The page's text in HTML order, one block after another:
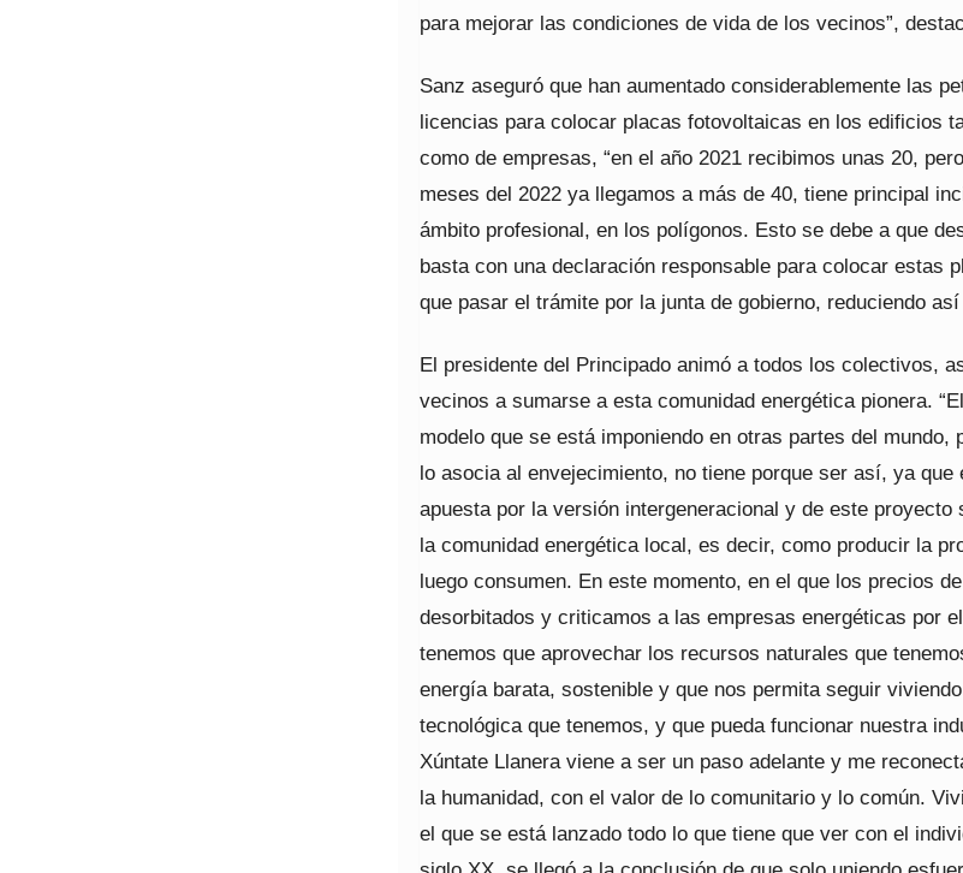
para mejorar las condiciones de vida de los vecinos”,
Sanz aseguró que han aumentado considerablemente las
licencias para colocar placas fotovoltaicas en los edificios
como de empresas, “en el año 2021 recibimos unas 20,
meses del 2022 ya llegamos a más de 40, tiene principal
ámbito profesional, en los polígonos. Esto se debe a que
basta con una declaración responsable para colocar estas
que pasar el trámite por la junta de gobierno, reduciendo
El presidente del Principado animó a todos los colectivos,
vecinos a sumarse a esta comunidad energética pionera.
modelo que se está imponiendo en otras partes del mundo,
lo asocia al envejecimiento, no tiene porque ser así, ya que
apuesta por la versión intergeneracional y de este proyecto
la comunidad energética local, es decir, como producir la
luego consumen. En este momento, en el que los precios
desorbitados y criticamos a las empresas energéticas por
tenemos que aprovechar los recursos naturales que
energía barata, sostenible y que nos permita seguir
tecnológica que tenemos, y que pueda funcionar nuestra
Xúntate Llanera viene a ser un paso adelante y me
la humanidad, con el valor de lo comunitario y lo común.
el que se está lanzado todo lo que tiene que ver con el